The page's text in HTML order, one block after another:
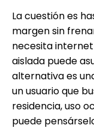
La cuestión es
margen sin
necesita
aislada puede
alternativa es
un usuario que
residencia, uso
puede